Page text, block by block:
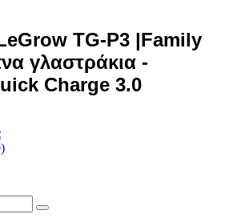
TG-P3 |Family
γλαστράκια -
Charge 3.0